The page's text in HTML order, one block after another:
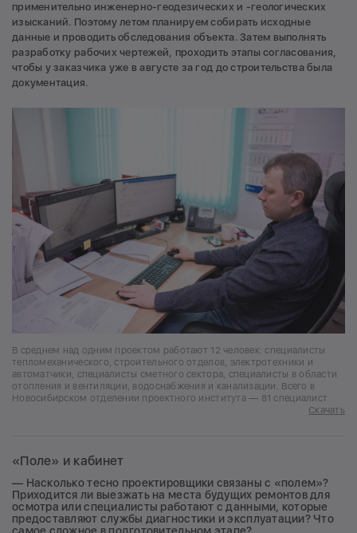
применительно инженерно-геодезических и -геологических
изысканий. Поэтому летом планируем собирать исходные
данные и проводить обследования объекта. Затем выполнять
разработку рабочих чертежей, проходить этапы согласования,
чтобы у заказчика уже в августе за год до строительства была
документация.
В среднем над одним проектом работают 12 человек: специалисты
тепломеханического, строительного отделов, электротехники и
автоматчики, специалисты сметного сектора, специалисты в области
отопления и вентиляции, водоснабжения и канализации. Всего в
Новосибирском отделении проектного института — 81 специалист
Скачать
«Поле» и кабинет
— Насколько тесно проектировщики связаны с «полем»?
Приходится ли выезжать на места будущих ремонтов для
осмотра или специалисты работают с данными, которые
предоставляют службы диагностики и эксплуатации? Что